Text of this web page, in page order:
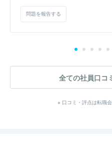
問題を報告する
全ての社員口コ
※ 口コミ・評点は転職